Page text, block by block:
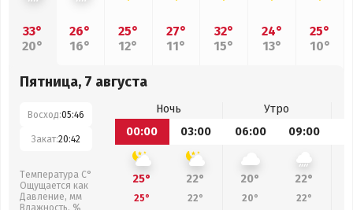
33°
20°
26°
16°
25°
12°
27°
11°
32°
15°
24°
13°
25°
10°
Пятница, 7 августа
Восход:05:46
Закат:20:42
Температура С°
Ощущается как
Давление, мм
Влажность, %
Ночь
Утро
00:00
03:00 06:00 09:00
25° 22° 20° 22°
25° 22° 20° 22°